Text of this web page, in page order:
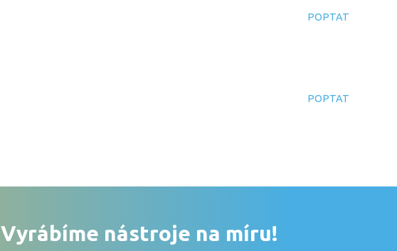
POPTAT
POPTAT
Vyrábíme nástroje na míru!